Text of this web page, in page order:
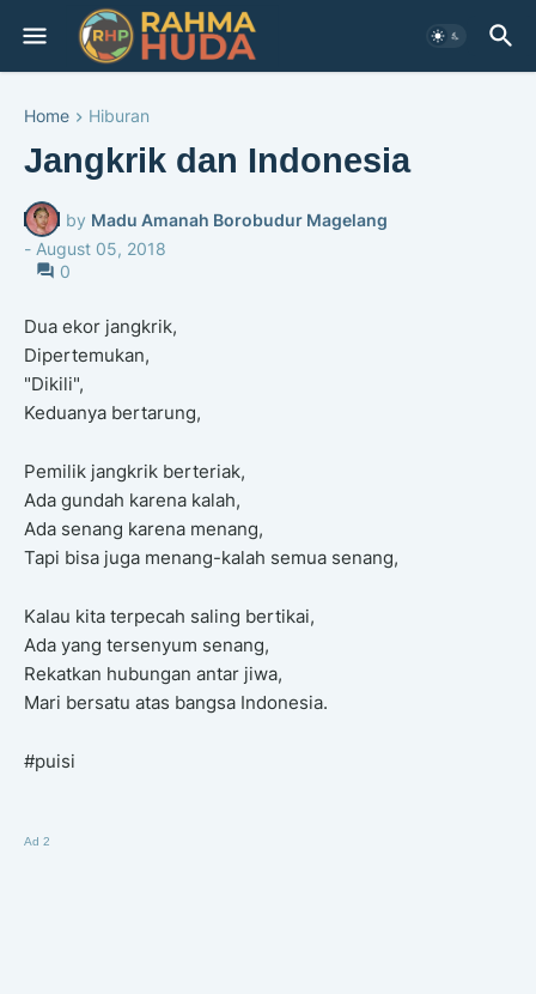
Home Hiburan
Jangkrik dan Indonesia
by Madu Amanah Borobudur Magelang
- August 05, 2018
0
Dua ekor jangkrik,
Dipertemukan,
"Dikili",
Keduanya bertarung,
Pemilik jangkrik berteriak,
Ada gundah karena kalah,
Ada senang karena menang,
Tapi bisa juga menang-kalah semua senang,
Kalau kita terpecah saling bertikai,
Ada yang tersenyum senang,
Rekatkan hubungan antar jiwa,
Mari bersatu atas bangsa Indonesia.
#puisi
Ad 2